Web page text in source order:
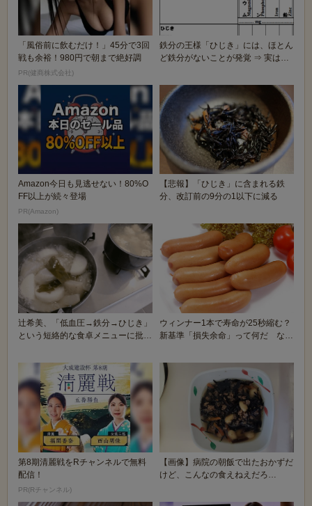
「風俗前に飲むだけ！」45分で3回
戦も余裕！980円で朝まで絶好調
PR(健商株式会社)
鉄分の王様「ひじき」には、ほとん
ど鉄分がないことが発覚 ⇒ 実は鍋
Amazon今日も見逃せない！80%O
FF以上が続々登場
PR(Amazon)
【悲報】「ひじき」に含まれる鉄
分、改訂前の9分の1以下に減る
辻希美、「低血圧→鉄分→ひじき」
という短絡的な食卓メニューに批判
ウィンナー1本で寿命が25秒縮む？
新基準「損失余命」って何だ なん
第8期清麗戦をRチャンネルで無料
配信！
PR(Rチャンネル)
【画像】病院の朝飯で出たおかずだ
けど、こんなの食えねえだろ…